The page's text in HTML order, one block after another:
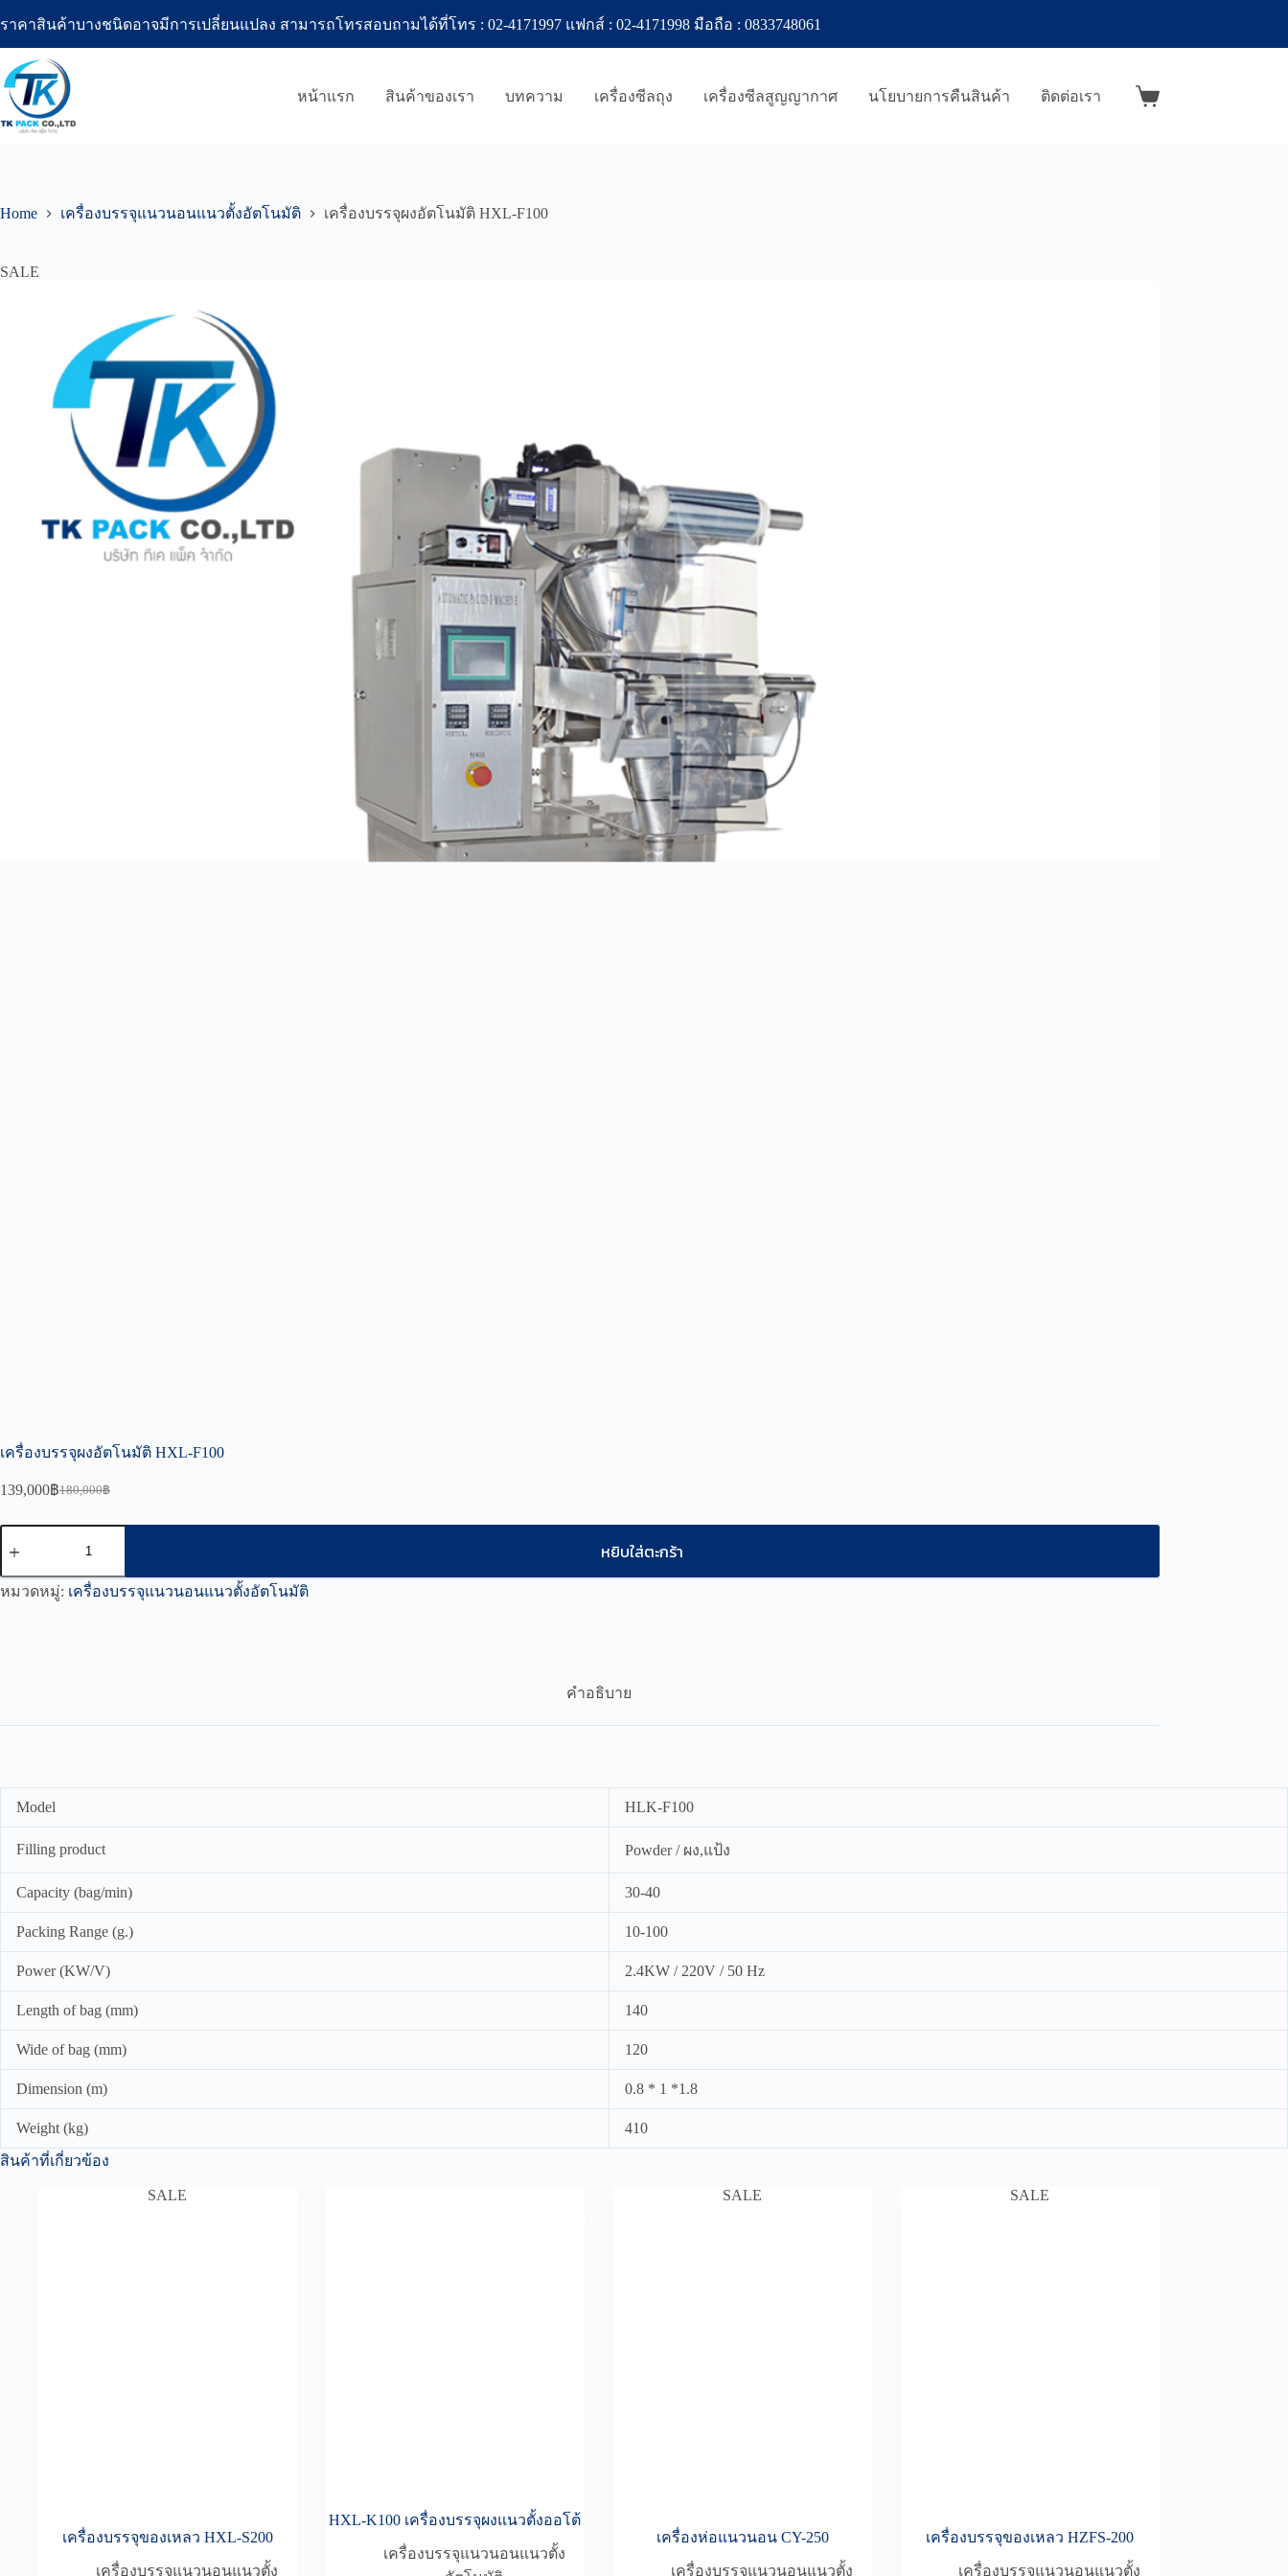
to
ราคาสินค้าบางชนิดอาจมีการเปลี่ยนแปลง สามารถโทรสอบถามได้ที่โทร : 02-4171997 แฟกส์ : 02-4171998 มือถือ : 0833748061
หน้าแรก สินค้าของเรา บทความ เครื่องซีลถุง เครื่องซีลสูญญากาศ นโยบายการคืนสินค้า ติดต่อเรา
Shopping
Home เครื่องบรรจุแนวนอนแนวตั้งอัตโนมัติ เครื่องบรรจุผงอัตโนมัติ HXL-F100
SALE
เครื่องบรรจุผงอัตโนมัติ HXL-F100
180,000฿
Original
was:
180,000฿.
139,000฿Current
is:
139,000฿.
เครื่อง
บรรจุ
หยิบใส่ตะกร้า
หมวดหมู่: เครื่องบรรจุแนวนอนแนวตั้งอัตโนมัติ
คำอธิบาย
Model HLK-F100
Filling product Powder / ผง,แป้ง
Capacity (bag/min) 30-40
Packing Range (g.) 10-100
Power (KW/V) 2.4KW / 220V / 50 Hz
Length of bag (mm) 140
Wide of bag (mm) 120
Dimension (m) 0.8 * 1 *1.8
Weight (kg)
410
สินค้าที่เกี่ยวข้อง
SALE
เครื่องบรรจุของเหลว HXL-S200
เครื่องบรรจุแนวนอนแนวตั้ง
HXL-K100 เครื่องบรรจุผงแนวตั้งออโต้
เครื่องบรรจุแนวนอนแนวตั้ง
SALE
เครื่องห่อแนวนอน CY-250
เครื่องบรรจุแนวนอนแนวตั้ง
SALE
เครื่องบรรจุของเหลว HZFS-200
เครื่องบรรจุแนวนอนแนวตั้ง